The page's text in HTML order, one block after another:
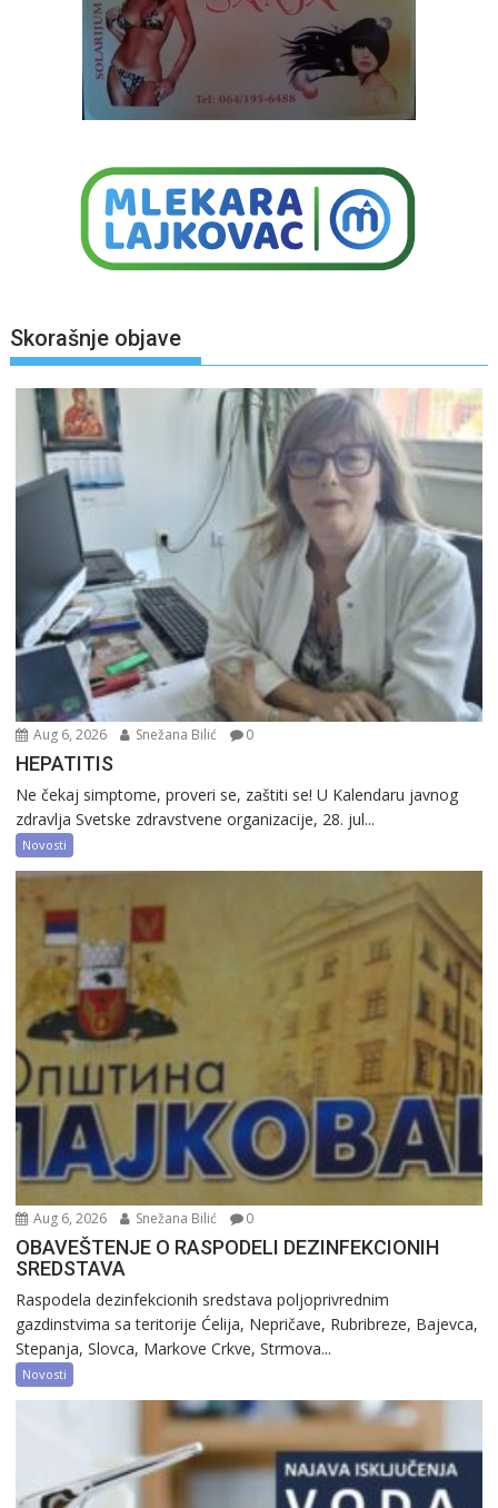
Skorašnje objave
Aug 6, 2026 Snežana Bilić 0
HEPATITIS
Ne čekaj simptome, proveri se, zaštiti se! U Kalendaru javnog
zdravlja Svetske zdravstvene organizacije, 28. jul...
Novosti
Aug 6, 2026 Snežana Bilić 0
OBAVEŠTENJE O RASPODELI DEZINFEKCIONIH
SREDSTAVA
Raspodela dezinfekcionih sredstava poljoprivrednim
gazdinstvima sa teritorije Ćelija, Nepričave, Rubribreze, Bajevca,
Stepanja, Slovca, Markove Crkve, Strmova...
Novosti